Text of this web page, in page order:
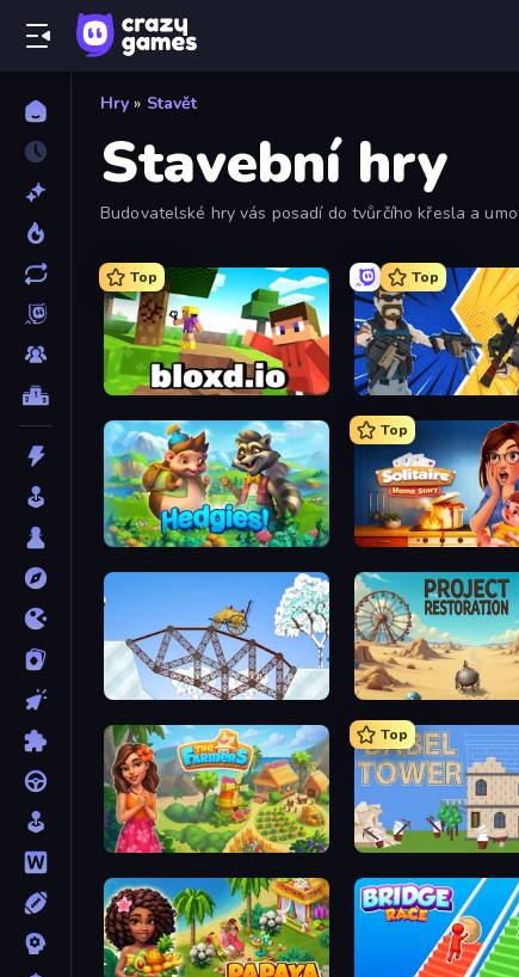
Hry » Stavět
Stavební hry
Budovatelské hry vás posadí do tvůrčího křesla a
Top
Bloxd.io
Top
BuildNow GG
Hedgies
Top
Solitaire Home Story
Railway Bridge Project Restoration
The Farmers
Top
Babel Tower